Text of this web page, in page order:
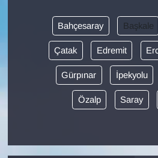
Bahçesaray Başkale
Çatak Edremit
Gürpınar İpekyolu
Özalp Saray
GENEL
Güncel
Gündem
HABERDE İNSAN